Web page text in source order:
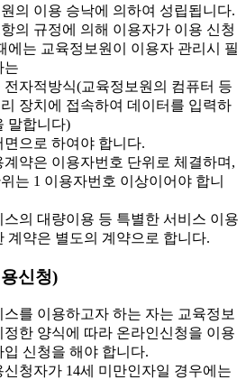
의 이용 승낙에 의하여 성립됩니다.
의 규정에 의해 이용자가 이용 신청
에는 교육정보원이 이용자 관리시 필
는
전자적방식(교육정보원의 컴퓨터 등
장치에 접속하여 데이터를 입력하
말합니다)
면으로 하여야 합니다.
약은 이용자번호 단위로 체결하며,
는 1 이용자번호 이상이어야 합니
의 대량이용 등 특별한 서비스 이용
계약은 별도의 계약으로 합니다.
신청)
를 이용하고자 하는 자는 교육정보
정한 양식에 따라 온라인신청을 이용
입 신청을 해야 합니다.
청자가 14세 미만인자일 경우에는